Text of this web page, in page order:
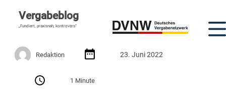
Vergabeblog
„Fundiert, praxisnah, kontrovers“
Redaktion 23. Juni 2022
1 Minute